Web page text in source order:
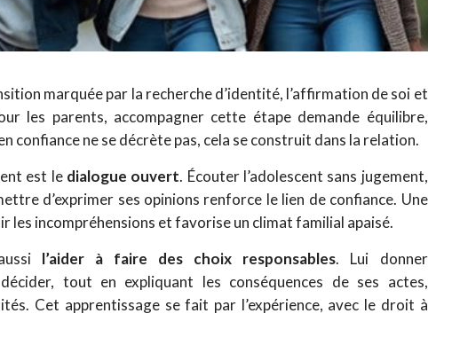
marquée par la recherche d’identité, l’affirmation de soi et
les parents, accompagner cette étape demande équilibre,
confiance ne se décrète pas, cela se construit dans la relation.
est le dialogue ouvert. Écouter l’adolescent sans jugement,
d’exprimer ses opinions renforce le lien de confiance. Une
les incompréhensions et favorise un climat familial apaisé.
l’aider à faire des choix responsables. Lui donner
tout en expliquant les conséquences de ses actes,
Cet apprentissage se fait par l’expérience, avec le droit à